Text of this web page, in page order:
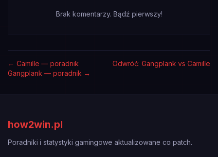
Brak komentarzy. Bądź pierwszy!
← Camille — poradnik
Odwróć: Gangplank vs Camille
Gangplank — poradnik →
how2win.pl
Poradniki i statystyki gamingowe aktualizowane co patch.